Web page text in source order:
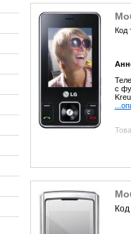
Код
с